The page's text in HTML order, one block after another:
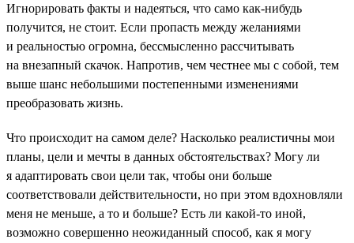
Игнорировать факты и надеяться, что само как-нибудь
получится, не стоит. Если пропасть между желаниями
и реальностью огромна, бессмысленно рассчитывать
на внезапный скачок. Напротив, чем честнее мы с собой, тем
выше шанс небольшими постепенными изменениями
преобразовать жизнь.
Что происходит на самом деле? Насколько реалистичны мои
планы, цели и мечты в данных обстоятельствах? Могу ли
я адаптировать свои цели так, чтобы они больше
соответствовали действительности, но при этом вдохновляли
меня не меньше, а то и больше? Есть ли какой-то иной,
возможно совершенно неожиданный способ, как я могу